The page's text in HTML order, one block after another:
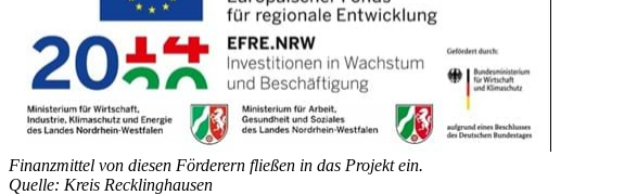
Finanzmittel von diesen Förderern fließen in das Projekt ein.
Quelle: Kreis Recklinghausen